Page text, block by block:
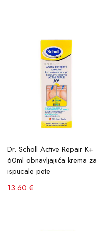
Dr. Scholl Active Repair K+
60ml obnavljajuća krema za
ispucale pete
13.60 €